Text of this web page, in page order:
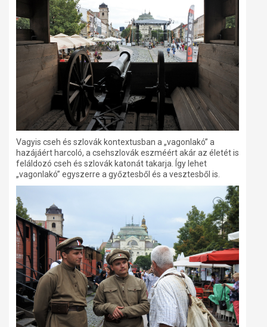
Vagyis cseh és szlovák kontextusban a „vagonlakó” a
hazájáért harcoló, a csehszlovák eszméért akár az életét is
feláldozó cseh és szlovák katonát takarja. Így lehet
„vagonlakó” egyszerre a győztesből és a vesztesből is.